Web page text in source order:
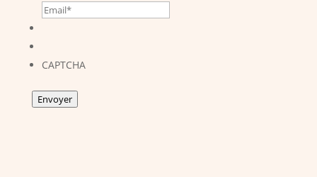
CAPTCHA
Envoyer